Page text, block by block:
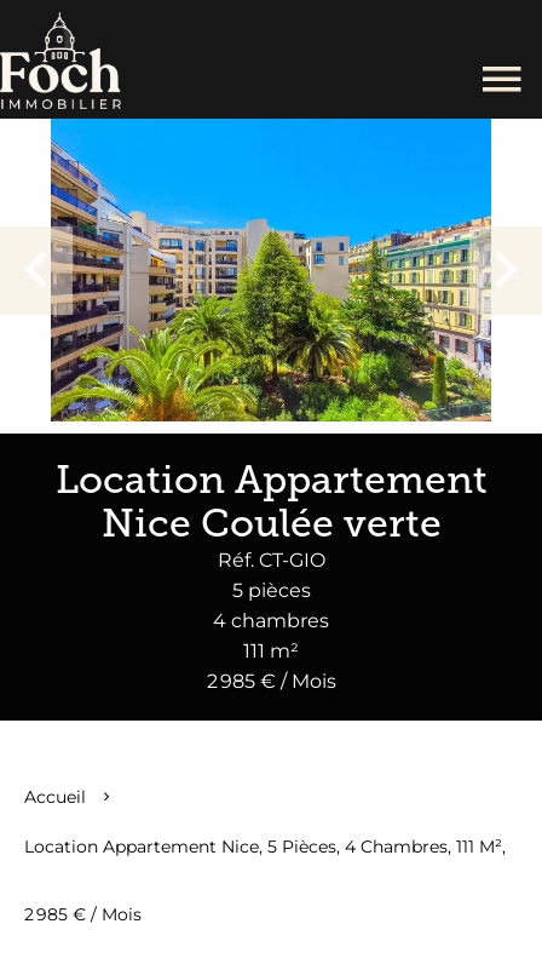
Location Appartement
Nice Coulée verte
Réf. CT-GIO
5 pièces
4 chambres
111 m²
2 985 € / Mois
Accueil
Location Appartement Nice, 5 Pièces, 4 Chambres, 111 M²,
2 985 € / Mois